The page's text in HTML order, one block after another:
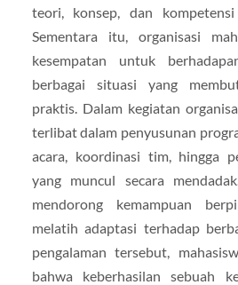
teori, konsep, dan
Sementara itu, organisasi
kesempatan untuk
berbagai situasi yang
praktis. Dalam kegiatan
terlibat dalam penyusunan
acara, koordinasi tim, hingga
yang muncul secara
mendorong kemampuan
melatih adaptasi terhadap
pengalaman tersebut,
bahwa keberhasilan sebuah